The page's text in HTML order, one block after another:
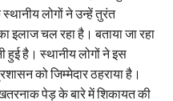
लोगों ने उन्हें तुरंत
इलाज चल रहा है। बताया जा रहा
हुई है। स्थानीय लोगों ने इस
को जिम्मेदार ठहराया है।
पेड़ के बारे में शिकायत की